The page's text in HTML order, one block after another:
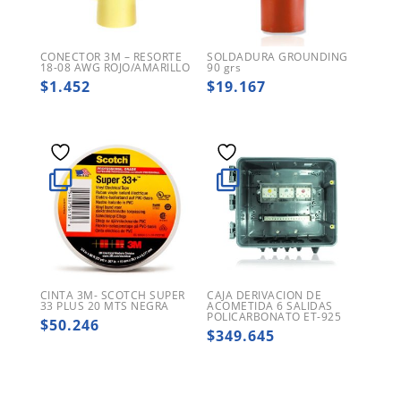
CONECTOR 3M – RESORTE
18-08 AWG ROJO/AMARILLO
$1.452
SOLDADURA GROUNDING
90 grs
$19.167
CINTA 3M- SCOTCH SUPER
33 PLUS 20 MTS NEGRA
$50.246
CAJA DERIVACION DE
ACOMETIDA 6 SALIDAS
POLICARBONATO ET-925
$349.645